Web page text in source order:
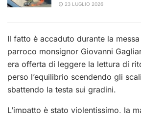
23 LUGLIO 2026
Il fatto è accaduto durante la
parroco monsignor Giovanni
era offerta di leggere la lettura di
perso l’equilibrio scendendo gli
sbattendo la testa sui gradini.
L’impatto è stato violentissimo, la